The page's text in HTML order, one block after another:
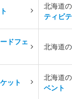
北海道の
ティビ
ドフェ
北海道の
ット
北海道の
ベント